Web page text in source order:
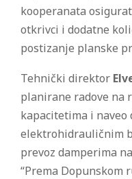
kooperanata
otkrivci i dodatne
postizanje planske
Tehnički direktor
planirane radove na
kapacitetima i
elektrohidrauličnim
prevoz damperima
“Prema